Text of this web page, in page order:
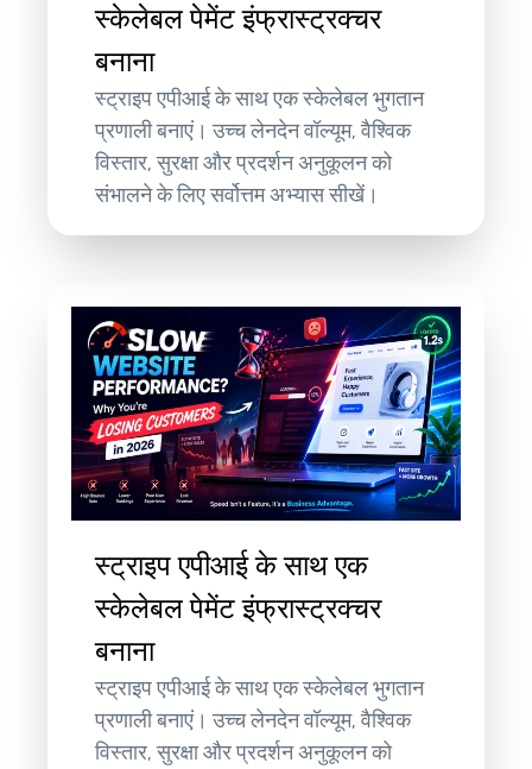
स्केलेबल पेमेंट इंफ्रास्ट्रक्चर
बनाना
स्ट्राइप एपीआई के साथ एक स्केलेबल भुगतान
प्रणाली बनाएं। उच्च लेनदेन वॉल्यूम, वैश्विक
विस्तार, सुरक्षा और प्रदर्शन अनुकूलन को
संभालने के लिए सर्वोत्तम अभ्यास सीखें।
स्ट्राइप एपीआई के साथ एक
स्केलेबल पेमेंट इंफ्रास्ट्रक्चर
बनाना
स्ट्राइप एपीआई के साथ एक स्केलेबल भुगतान
प्रणाली बनाएं। उच्च लेनदेन वॉल्यूम, वैश्विक
विस्तार, सुरक्षा और प्रदर्शन अनुकूलन को